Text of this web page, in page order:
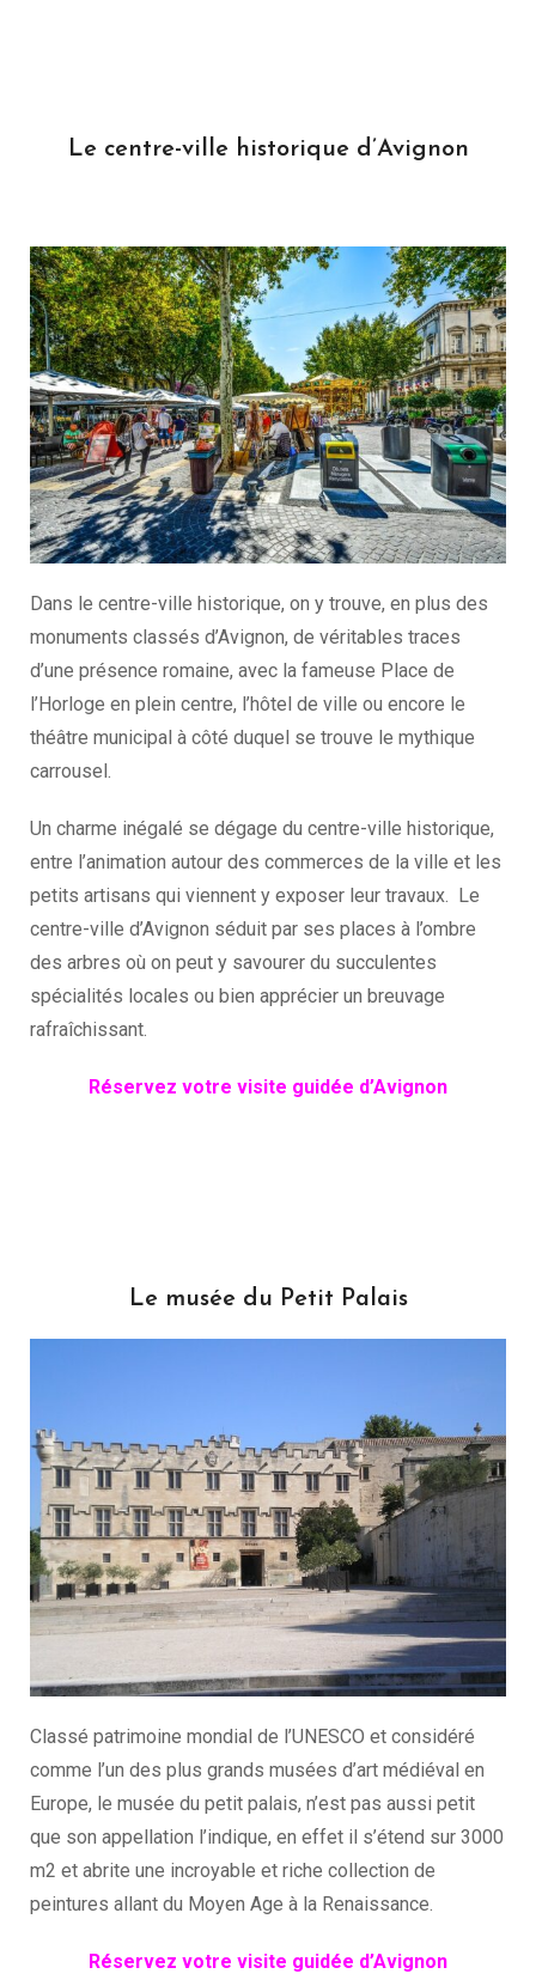
Le centre-ville historique d’Avignon
Dans le centre-ville historique, on y trouve, en plus des
monuments classés d’Avignon, de véritables traces
d’une présence romaine, avec la fameuse Place de
l’Horloge en plein centre, l’hôtel de ville ou encore le
théâtre municipal à côté duquel se trouve le mythique
carrousel.
Un charme inégalé se dégage du centre-ville historique,
entre l’animation autour des commerces de la ville et les
petits artisans qui viennent y exposer leur travaux. Le
centre-ville d’Avignon séduit par ses places à l’ombre
des arbres où on peut y savourer du succulentes
spécialités locales ou bien apprécier un breuvage
rafraîchissant.
Réservez votre visite guidée d’Avignon
Le musée du Petit Palais
Classé patrimoine mondial de l’UNESCO et considéré
comme l’un des plus grands musées d’art médiéval en
Europe, le musée du petit palais, n’est pas aussi petit
que son appellation l’indique, en effet il s’étend sur 3000
m2 et abrite une incroyable et riche collection de
peintures allant du Moyen Age à la Renaissance.
Réservez votre visite guidée d’Avignon